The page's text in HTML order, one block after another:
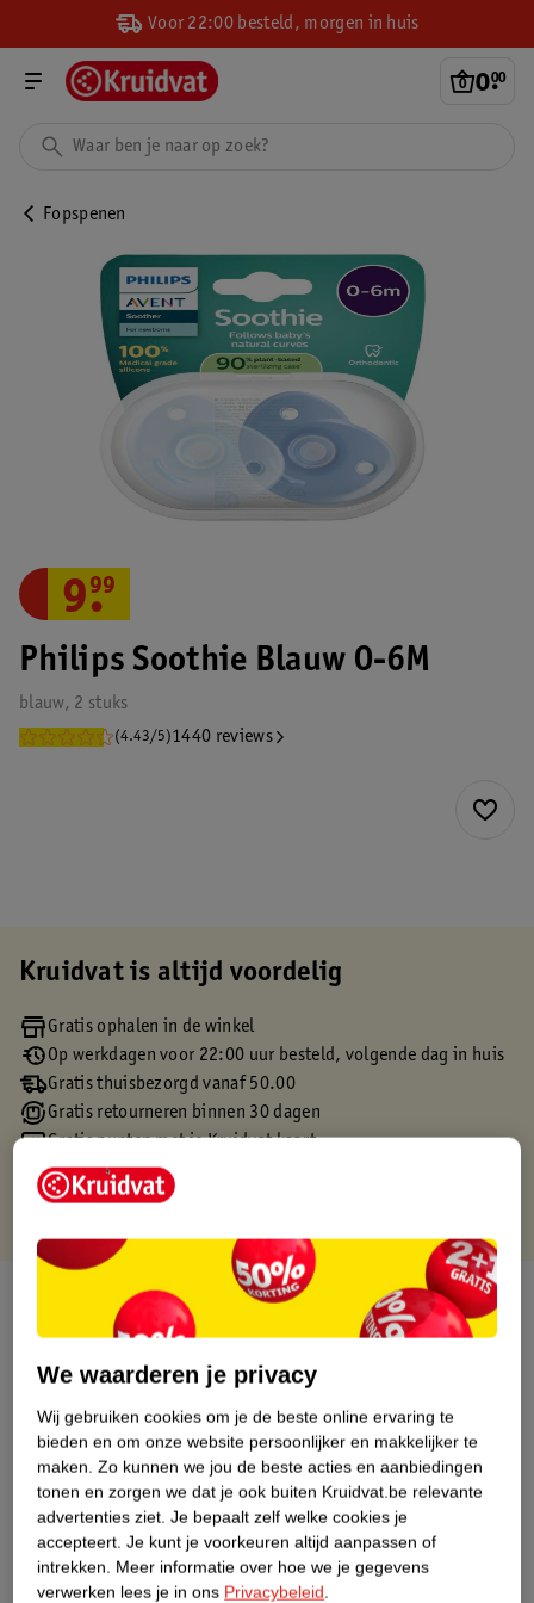
Voor 22:00 besteld, morgen in huis
0.
00
Fopspenen
Philips Soothie Blauw 0-6M
blauw, 2 stuks
(4.43/5)1440 reviews
9.
99
Kruidvat is altijd voordelig
Gratis ophalen in de winkel
Op werkdagen voor 22:00 uur besteld, volgende dag in huis
Gratis thuisbezorgd vanaf 50.00
Gratis retourneren binnen 30 dagen
Gratis punten met je Kruidvat kaart
Over dit product
Etiketinformatie
Nature Impact Score
Dit product heeft (nog) geen Nature
We waarderen je privacy
Wij gebruiken cookies om je de beste online ervaring te
bieden en om onze website persoonlijker en makkelijker te
maken. Zo kunnen we jou de beste acties en aanbiedingen
tonen en zorgen we dat je ook buiten Kruidvat.be relevante
advertenties ziet. Je bepaalt zelf welke cookies je
accepteert. Je kunt je voorkeuren altijd aanpassen of
intrekken. Meer informatie over hoe we je gegevens
verwerken lees je in ons Privacybeleid.